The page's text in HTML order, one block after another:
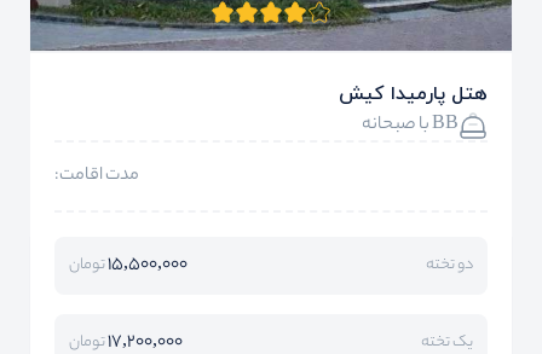
هتل پارمیدا کیش
BB با صبحانه
مدت اقامت:
دو تخته 15,500,000تومان
یک تخته 17,200,000تومان